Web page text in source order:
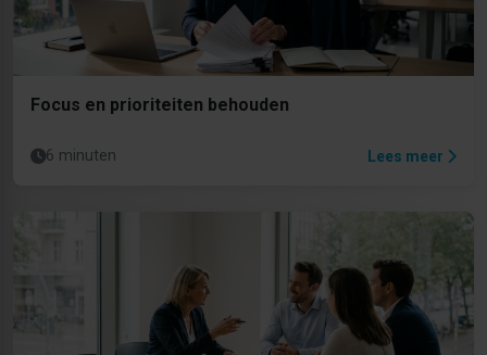
Focus en prioriteiten behouden
6 minuten Lees meer